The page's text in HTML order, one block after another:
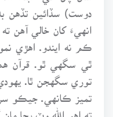
دوست) سڏائين تڏهن
انهيءَ کان خالي آهن
ڪم نه ايندو. اهڙي
ٿي سگهي ٿو. قرآن
توري سگهجن ٿا.
تميز ڪانهي. جيڪو
ته اهو الله وٽ پڇا